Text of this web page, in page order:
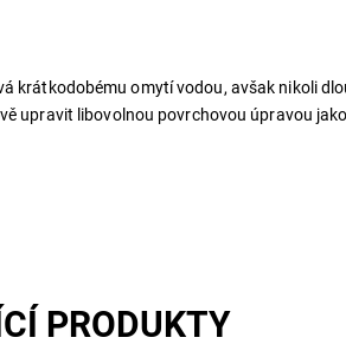
krátkodobému omytí vodou, avšak nikoli
upravit libovolnou povrchovou úpravou
PRODUKTY